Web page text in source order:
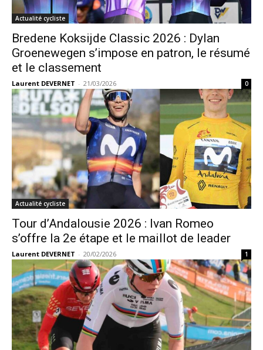
Actualité cycliste
Bredene Koksijde Classic 2026 : Dylan
Groenewegen s’impose en patron, le résumé
et le classement
Laurent DEVERNET - 21/03/2026 0
Actualité cycliste
Tour d’Andalousie 2026 : Ivan Romeo
s’offre la 2e étape et le maillot de leader
Laurent DEVERNET - 20/02/2026 1